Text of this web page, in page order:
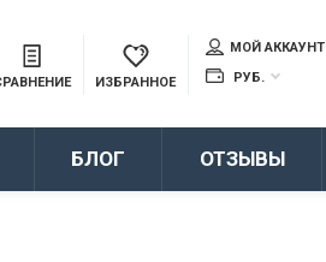
ИЗБРАННОЕ
МОЙ АККАУНТ
РУБ.
БЛОГ ОТЗЫВЫ